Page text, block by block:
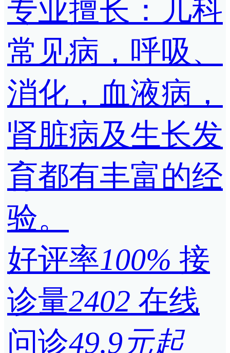
专业擅长：儿科
常见病，呼吸、
消化，血液病，
肾脏病及生长发
育都有丰富的经
验。
好评率100% 接
诊量2402 在线
问诊49.9元起